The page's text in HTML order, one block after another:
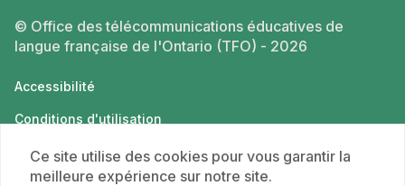
© Office des télécommunications éducatives de
langue française de l'Ontario (TFO) - 2026
Accessibilité
Conditions d'utilisation
Politique de confidentialité
Ce site utilise des cookies pour vous garantir la
meilleure expérience sur notre site.